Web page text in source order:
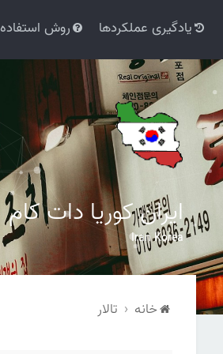
یادگیری عملکردها روش استفاده
ایران کوریا دات کام
Iran Korea
خانه تالار